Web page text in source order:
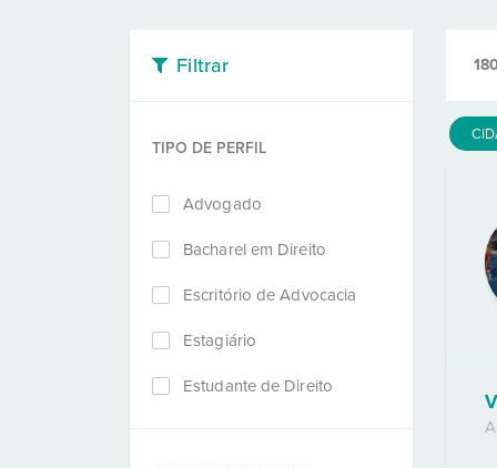
Filtrar
TIPO DE PERFIL
Advogado
Bacharel em Direito
Escritório de Advocacia
Estagiário
Estudante de Direito
180